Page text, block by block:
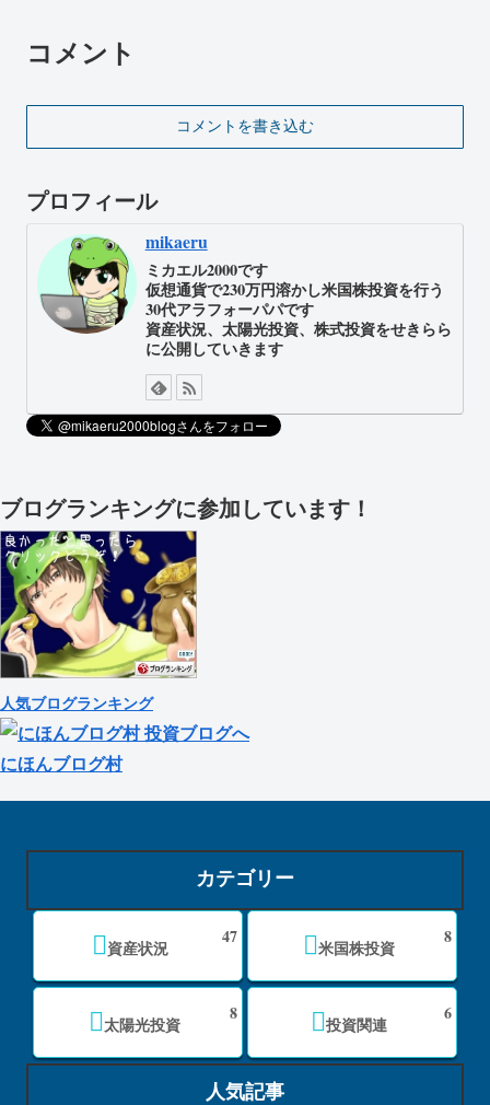
コメント
コメントを書き込む
プロフィール
mikaeru
ミカエル2000です
仮想通貨で230万円溶かし米国株投資を行う
30代アラフォーパパです
資産状況、太陽光投資、株式投資をせきらら
に公開していきます
ブログランキングに参加しています！
人気ブログランキング
にほんブログ村
カテゴリー
資産状況
47
米国株投資
8
太陽光投資
8
投資関連
6
人気記事